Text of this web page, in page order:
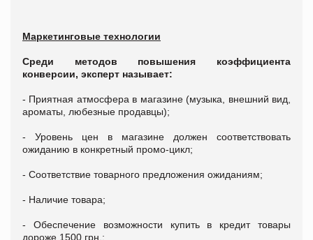
Маркетинговые технологии
Среди методов повышения коэффициента
конверсии, эксперт называет:
- Приятная атмосфера в магазине (музыка, внешний вид,
ароматы, любезные продавцы);
- Уровень цен в магазине должен соответствовать
ожиданию в конкретный промо-цикл;
- Соответствие товарного предложения ожиданиям;
- Наличие товара;
- Обеспечение возможности купить в кредит товары
дороже 1500 грн.;